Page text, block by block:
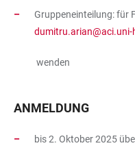
Gruppeneinteilung: für
dumitru.arian@aci.uni-
wenden
ANMELDUNG
bis 2. Oktober 2025